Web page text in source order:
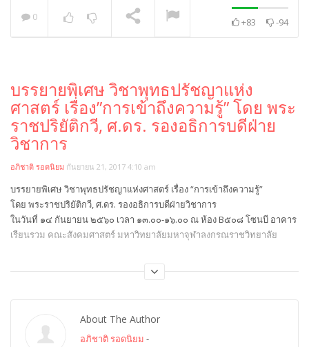
0 +83 -94
บรรยายพิเศษ วิชาพุทธปรัชญาแห่ง
ศาสตร์ เรื่อง”การเข้าถึงความรู้” โดย พระ
ราชปริยัติกวี, ศ.ดร. รองอธิการบดีฝ่าย
วิชาการ
อภิชาติ รอดนิยม กันยายน 21, 2017 4:10 am
บรรยายพิเศษ วิชาพุทธปรัชญาแห่งศาสตร์ เรื่อง “การเข้าถึงความรู้”
โดย พระราชปริยัติกวี, ศ.ดร. รองอธิการบดีฝ่ายวิชาการ
ในวันที่ ๑๔ กันยายน ๒๕๖๐ เวลา ๑๓.๐๐-๑๖.๐๐ ณ ห้อง B๕๐๘ โซนบี อาคาร
เรียนรวม คณะสังคมศาสตร์ มหาวิทยาลัยมหาจุฬาลงกรณราชวิทยาลัย
About The Author
อภิชาติ รอดนิยม -